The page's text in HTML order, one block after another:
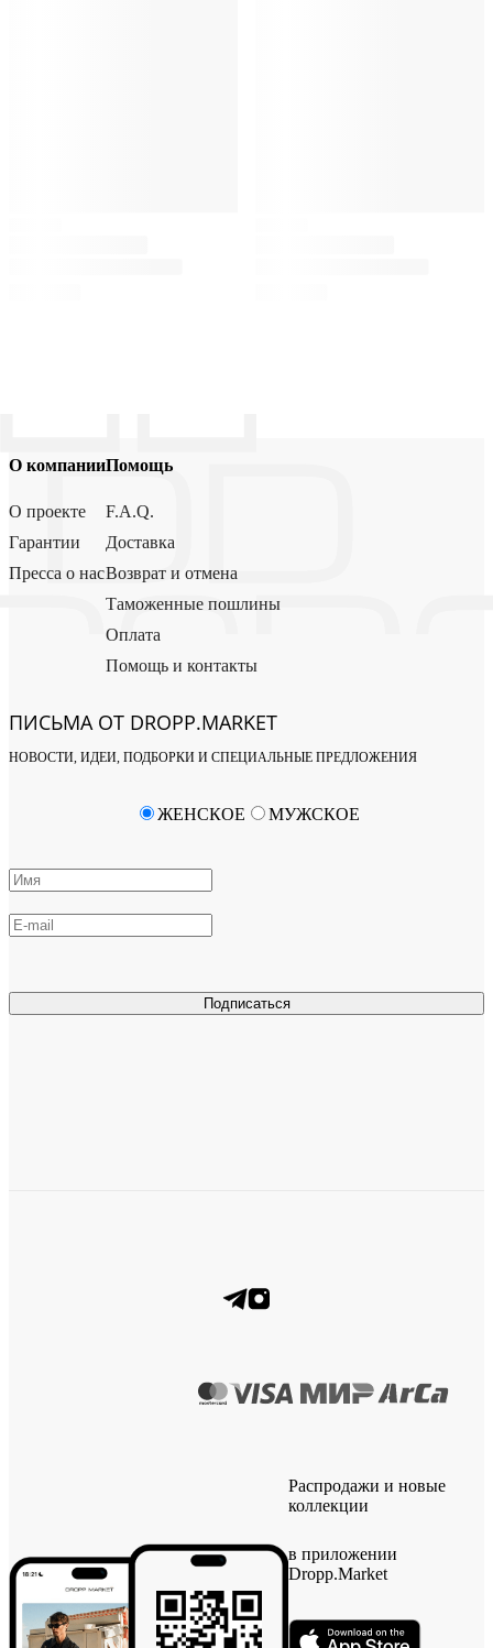
О компании
О проекте
Гарантии
Пресса о нас
Помощь
F.A.Q.
Доставка
Возврат и отмена
Таможенные пошлины
Оплата
Помощь и контакты
ПИСЬМА ОТ DROPP.MARKET
НОВОСТИ, ИДЕИ, ПОДБОРКИ И СПЕЦИАЛЬНЫЕ ПРЕДЛОЖЕНИЯ
Подписаться
ЖЕНСКОЕ МУЖСКОЕ
Распродажи и новые
коллекции
в приложении
Dropp.Market